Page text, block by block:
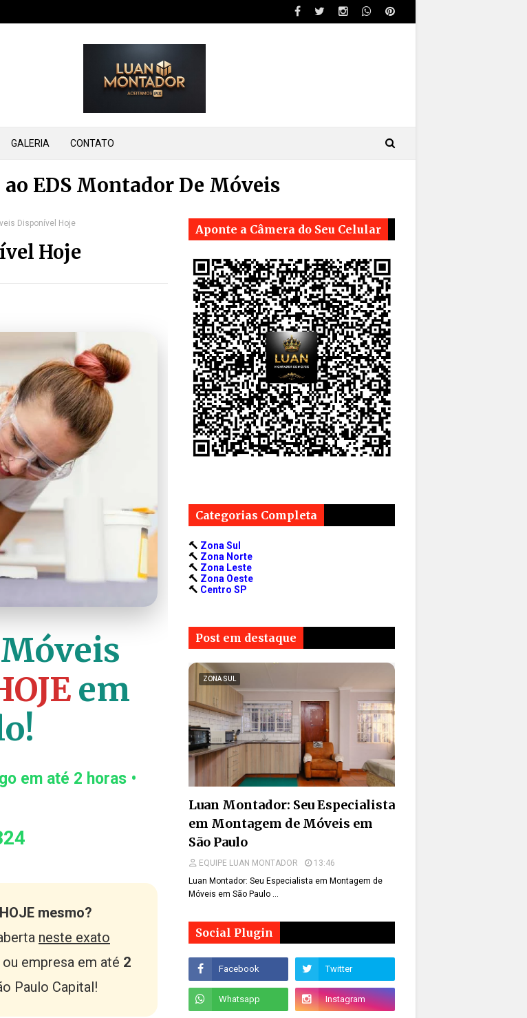
GALERIA CONTATO
EDS Montador De Móveis
Disponível Hoje
Hoje
em
em até 2 horas •
mesmo?
neste exato
empresa em até 2
Paulo Capital!
Aponte a Câmera do Seu Celular
Categorias Completa
🔨 Zona Sul
🔨 Zona Norte
🔨 Zona Leste
🔨 Zona Oeste
🔨 Centro SP
Post em destaque
ZONA SUL
Luan Montador: Seu Especialista
em Montagem de Móveis em
São Paulo
EQUIPE LUAN MONTADOR
13:46
Luan Montador: Seu Especialista em Montagem de
Móveis em São Paulo …
Social Plugin